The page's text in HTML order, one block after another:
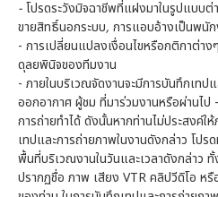
-โปรดระวังมิจฉาชีพที่แฝงมาในรูปแบบ
ขายสิทธิ์นอกระบบ, การแอบอ้างเป็นพนั
- การเปลี่ยนแปลงเงื่อนไขหรือกติกาต่า
ดุลยพินิจของทีมงาน
- ภายในบริเวณจัดงานจะมีการบันทึกเท
ออกอากาศ ผู้ชม ที่มาร่วมงานหรือผ่านไป
การถ่ายทำได้ ดังนั้นหากท่านไม่ประสงค์ใ
เทปและการถ่ายภาพในงานดังกล่าว โป
พื้นที่บริเวณงานในวันและเวลาดังกล่าว
ปรากฏชื่อ ภาพ เสียง VTR คลิปวีดิโอ ห